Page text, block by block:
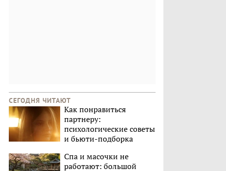
СЕГОДНЯ ЧИТАЮТ
Как понравиться
партнеру:
психологические советы
и бьюти-подборка
Спа и масочки не
работают: большой